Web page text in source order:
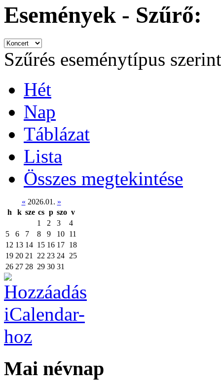
Események - Szűrő:
Szűrés eseménytípus szerint
Hét
Nap
Táblázat
Lista
Összes megtekintése
« 2026.01. »
h
k sze cs p szo v
1
2 3
4
5
6 7 8 9 10 11
12 13 14 15 16 17 18
19 20 21 22 23 24 25
26 27 28 29 30 31
Mai névnap